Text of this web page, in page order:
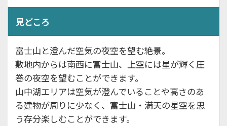
見どころ
富士山と澄んだ空気の夜空を望む絶景。
敷地内からは南西に富士山、上空には星が輝く圧
巻の夜空を望むことができます。
山中湖エリアは空気が澄んでいることや高さのあ
る建物が周りに少なく、富士山・満天の星空を思
う存分楽しむことができます。